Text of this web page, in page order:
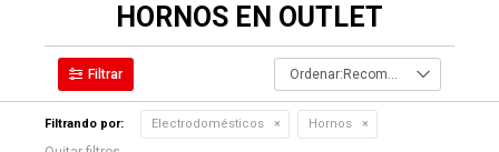
HORNOS EN OUTLET
Recomendados
Filtrando por: Electrodomésticos Hornos